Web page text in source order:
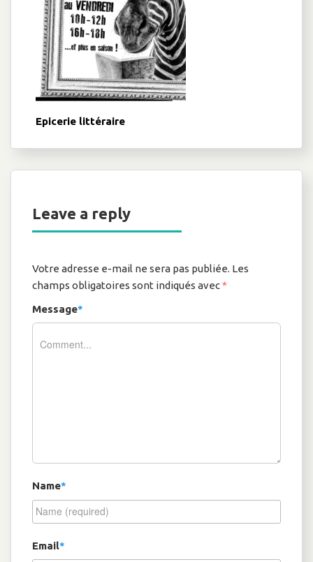
Epicerie littéraire
Leave a reply
Votre adresse e-mail ne sera pas publiée. Les
champs obligatoires sont indiqués avec*
Message*
Name*
Email*